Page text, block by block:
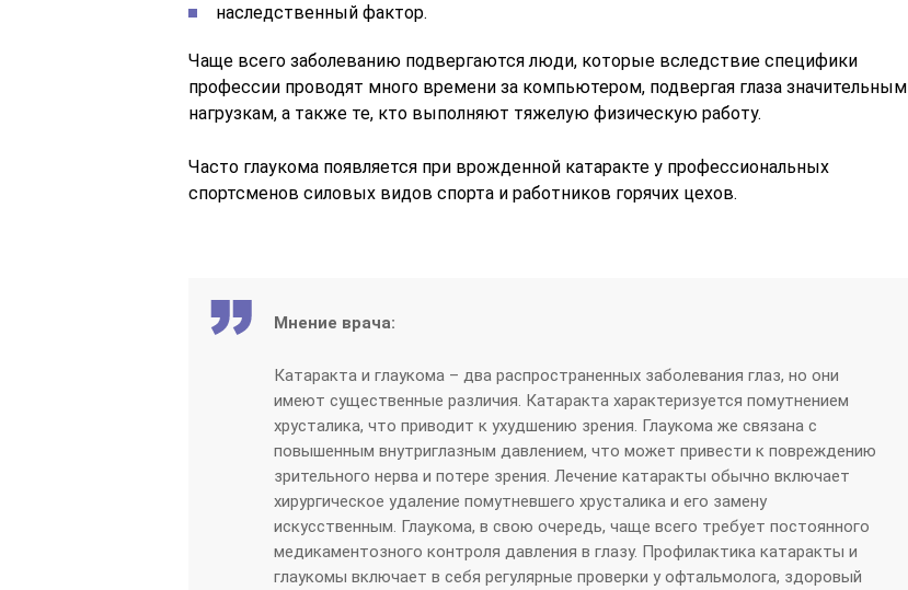
наследственный фактор.
Чаще всего заболеванию подвергаются люди, которые вследствие специфики
профессии проводят много времени за компьютером, подвергая глаза значительным
нагрузкам, а также те, кто выполняют тяжелую физическую работу.
Часто глаукома появляется при врожденной катаракте у профессиональных
спортсменов силовых видов спорта и работников горячих цехов.
Мнение врача:
Катаракта и глаукома – два распространенных заболевания глаз, но они
имеют существенные различия. Катаракта характеризуется помутнением
хрусталика, что приводит к ухудшению зрения. Глаукома же связана с
повышенным внутриглазным давлением, что может привести к повреждению
зрительного нерва и потере зрения. Лечение катаракты обычно включает
хирургическое удаление помутневшего хрусталика и его замену
искусственным. Глаукома, в свою очередь, чаще всего требует постоянного
медикаментозного контроля давления в глазу. Профилактика катаракты и
глаукомы включает в себя регулярные проверки у офтальмолога, здоровый